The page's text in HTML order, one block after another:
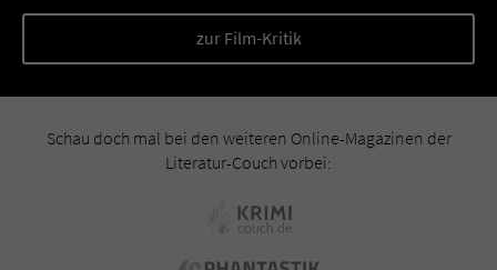
zur Film-Kritik
Schau doch mal bei den weiteren Online-Magazinen der
Literatur-Couch vorbei: